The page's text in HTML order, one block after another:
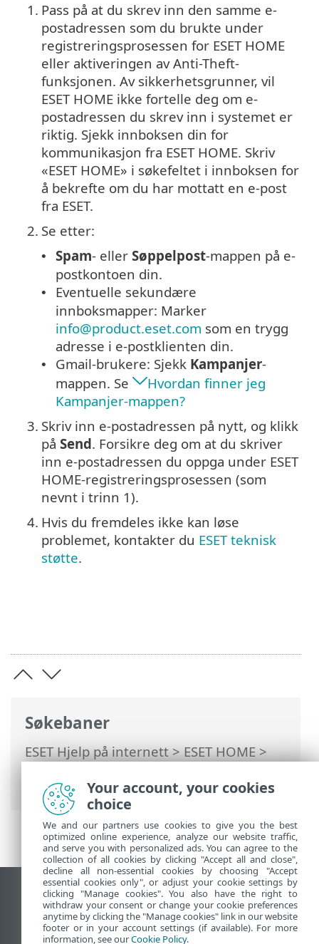
Søkebaner
ESET Hjelp på internett>ESET HOME>
HOME passordet mitt
1. Pass på at du skrev inn den samme e-
postadressen som du brukte under
registreringsprosessen for ESET HOME
eller aktiveringen av Anti-Theft-
funksjonen. Av sikkerhetsgrunner, vil
ESET HOME ikke fortelle deg om e-
postadressen du skrev inn i systemet er
riktig. Sjekk innboksen din for
kommunikasjon fra ESET HOME. Skriv
«ESET HOME» i søkefeltet i innboksen for
å bekrefte om du har mottatt en e-post
fra ESET.
2. Se etter:
• Spam- eller Søppelpost-mappen på e-
postkontoen din.
•
Eventuelle sekundære
innboksmapper: Marker
info@product.eset.com som en trygg
adresse i e-postklienten din.
• Gmail-brukere: Sjekk Kampanjer-
mappen. Se
Hvordan finner jeg
Kampanjer-mappen?
3. Skriv inn e-postadressen på nytt, og klikk
på Send. Forsikre deg om at du skriver
inn e-postadressen du oppga under ESET
HOME-registreringsprosessen (som
nevnt i trinn 1).
4. Hvis du fremdeles ikke kan løse
problemet, kontakter du ESET teknisk
støtte.
Se fullversjon av siden
End of Life
ESET Kunnskapsbase
Your account, your cookies
choice
We and our partners use cookies to give you the best
optimized online experience, analyze our website traffic,
and serve you with personalized ads. You can agree to the
collection of all cookies by clicking "Accept all and close",
decline all non-essential cookies by choosing "Accept
essential cookies only", or adjust your cookie settings by
clicking "Manage cookies". You also have the right to
withdraw your consent or change your cookie preferences
anytime by clicking the "Manage cookies" link in our website
footer or in your account settings (if available). For more
information, see ourCookie Policy.